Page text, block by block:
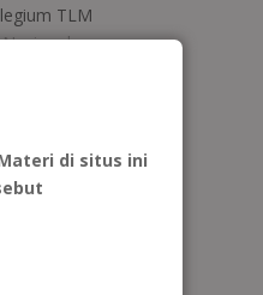
TLM
di situs ini